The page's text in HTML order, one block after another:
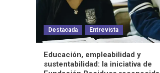
Destacada Entrevista
Educación, empleabilidad y
sustentabilidad: la iniciativa de